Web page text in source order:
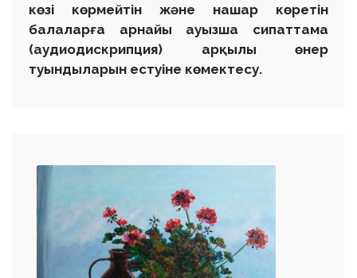
көзі көрмейтін және нашар көретін
балаларға арнайы ауызша сипаттама
(аудиодискрипция) арқылы өнер
туындыларын естуіне көмектесу.